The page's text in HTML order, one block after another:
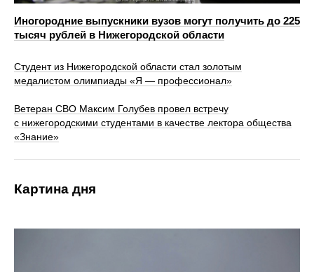
Иногородние выпускники вузов могут получить до 225
тысяч рублей в Нижегородской области
Студент из Нижегородской области стал золотым
медалистом олимпиады «Я — профессионал»
Ветеран СВО Максим Голубев провел встречу
с нижегородскими студентами в качестве лектора общества
«Знание»
Картина дня